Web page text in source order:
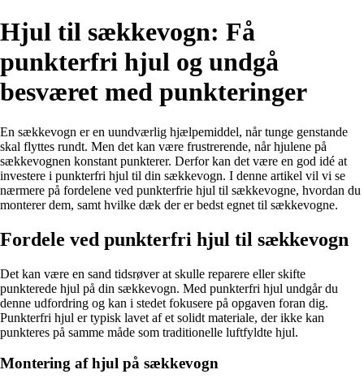
Hjul til sækkevogn: Få
punkterfri hjul og undgå
besværet med punkteringer
En sækkevogn er en uundværlig hjælpemiddel, når tunge genstande
skal flyttes rundt. Men det kan være frustrerende, når hjulene på
sækkevognen konstant punkterer. Derfor kan det være en god idé at
investere i punkterfri hjul til din sækkevogn. I denne artikel vil vi se
nærmere på fordelene ved punkterfrie hjul til sækkevogne, hvordan du
monterer dem, samt hvilke dæk der er bedst egnet til sækkevogne.
Fordele ved punkterfri hjul til sækkevogn
Det kan være en sand tidsrøver at skulle reparere eller skifte
punkterede hjul på din sækkevogn. Med punkterfri hjul undgår du
denne udfordring og kan i stedet fokusere på opgaven foran dig.
Punkterfri hjul er typisk lavet af et solidt materiale, der ikke kan
punkteres på samme måde som traditionelle luftfyldte hjul.
Montering af hjul på sækkevogn